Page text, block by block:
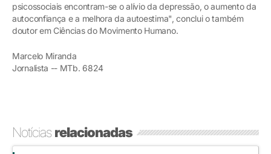
psicossociais encontram-se o alívio da depressão, o aumento da
autoconfiança e a melhora da autoestima", conclui o também
doutor em Ciências do Movimento Humano.
Marcelo Miranda
Jornalista -- MTb. 6824
Notíciasrelacionadas